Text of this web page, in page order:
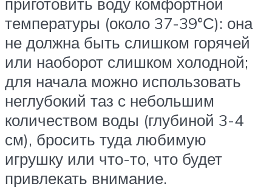
температуры (около 37-39°С): она
не должна быть слишком горячей
или наоборот слишком холодной;
для начала можно использовать
неглубокий таз с небольшим
количеством воды (глубиной 3-4
см), бросить туда любимую
игрушку или что-то, что будет
привлекать внимание.